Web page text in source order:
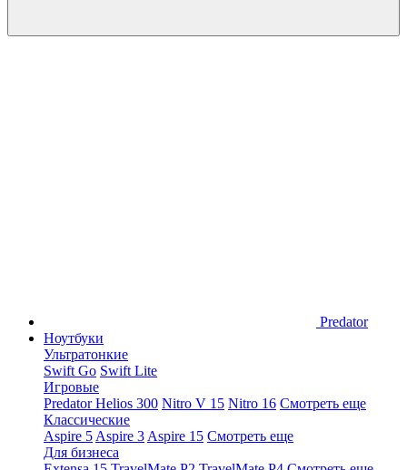
Predator
Ноутбуки
Ультратонкие
Swift Go Swift Lite
Игровые
Predator Helios 300 Nitro V 15 Nitro 16 Смотреть еще
Классические
Aspire 5 Aspire 3 Aspire 15 Смотреть еще
Для бизнеса